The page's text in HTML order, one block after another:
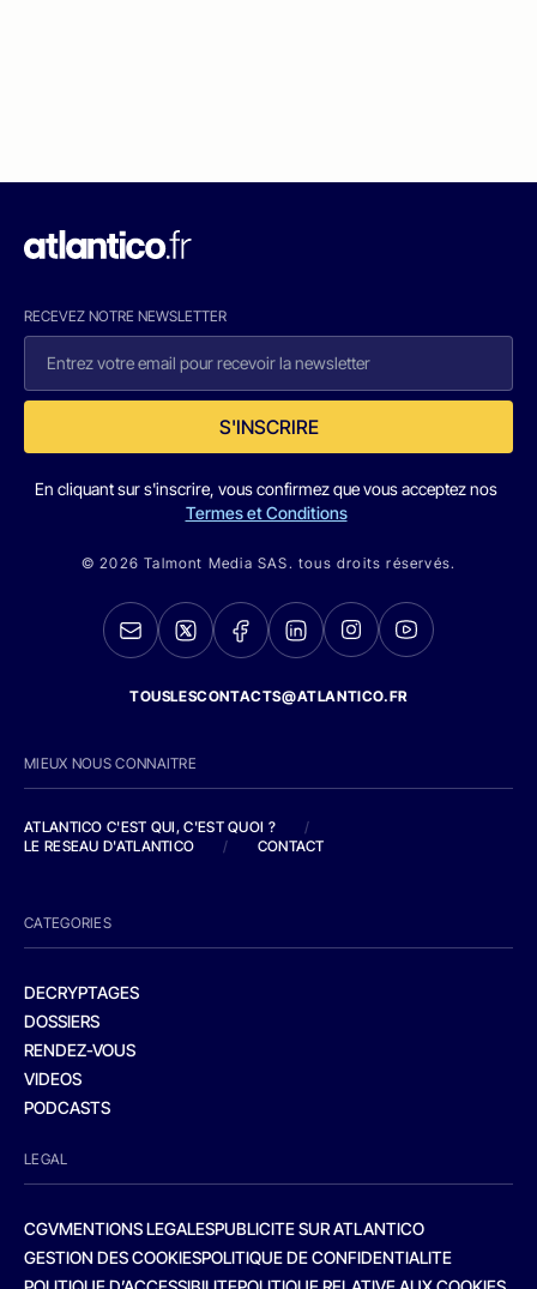
RECEVEZ NOTRE NEWSLETTER
S'INSCRIRE
En cliquant sur s'inscrire, vous confirmez que vous acceptez nos
Termes et Conditions
© 2026 Talmont Media SAS. tous droits réservés.
TOUSLESCONTACTS@ATLANTICO.FR
MIEUX NOUS CONNAITRE
ATLANTICO C'EST QUI, C'EST QUOI ?
/
LE RESEAU D'ATLANTICO
/ CONTACT
CATEGORIES
DECRYPTAGES
DOSSIERS
RENDEZ-VOUS
VIDEOS
PODCASTS
LEGAL
CGVMENTIONS LEGALESPUBLICITE SUR ATLANTICO
GESTION DES COOKIESPOLITIQUE DE CONFIDENTIALITE